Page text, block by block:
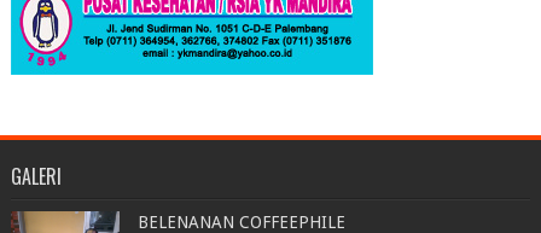
GALERI
BELENANAN COFFEEPHILE